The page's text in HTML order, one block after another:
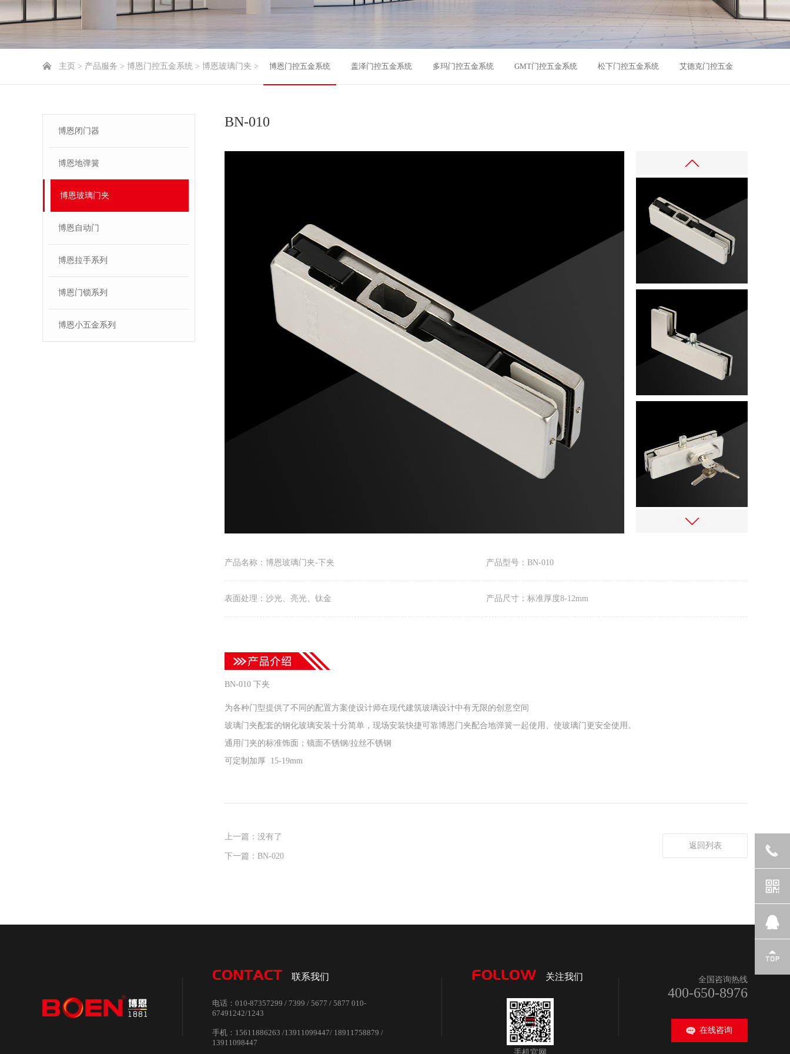
主页 > 产品服务 > 博恩门控五金系统 > 博恩玻璃门夹 > 博恩门控五金系统 盖泽门控五金系统 多玛门控五金系统 GMT门控五金系统 松下门控五金系统 艾德克门控五金
博恩闭门器
博恩地弹簧
博恩玻璃门夹
博恩自动门
博恩拉手系列
博恩门锁系列
博恩小五金系列
BN-010
产品名称：博恩玻璃门夹-下夹 产品型号：BN-010
表面处理：沙光、亮光、钛金 产品尺寸：标准厚度8-12mm
BN-010 下夹
为各种门型提供了不同的配置方案使设计师在现代建筑玻璃设计中有无限的创意空间
玻璃门夹配套的钢化玻璃安装十分简单，现场安装快捷可靠博恩门夹配合地弹簧一起使用、使玻璃门更安全使用。
通用门夹的标准饰面；镜面不锈钢/拉丝不锈钢
可定制加厚 15-19mm
上一篇：没有了
下一篇：BN-020
返回列表
CONTACT 联系我们
电话：010-87357299 / 7399 / 5677 / 5877 010-
67491242/1243
手机：15611886263 /13911099447/ 18911758879 /
13911098447
FOLLOW 关注我们 全国咨询热线
400-650-8976
在线咨询